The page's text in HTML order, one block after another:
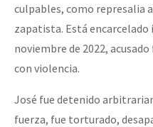
culpables, como represalia
zapatista. Está encarcelado
noviembre de 2022,
con violencia.
José fue detenido
fuerza, fue torturado,